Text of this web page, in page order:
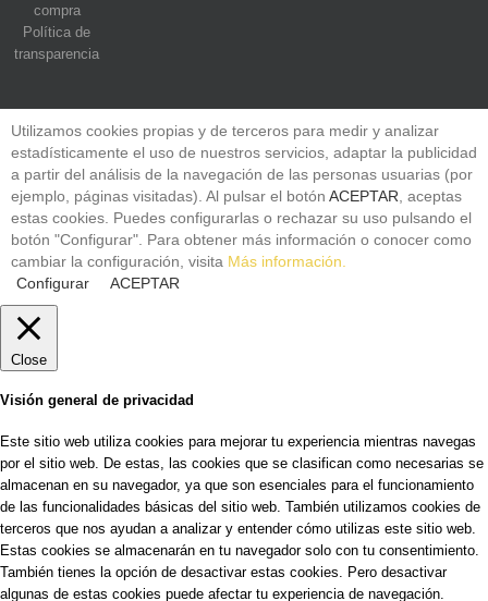
compra
Política de
transparencia
Utilizamos cookies propias y de terceros para medir y analizar
estadísticamente el uso de nuestros servicios, adaptar la publicidad
a partir del análisis de la navegación de las personas usuarias (por
ejemplo, páginas visitadas). Al pulsar el botón ACEPTAR , aceptas
estas cookies. Puedes configurarlas o rechazar su uso pulsando el
botón "Configurar". Para obtener más información o conocer como
cambiar la configuración, visita Más información.
Configurar
ACEPTAR
Close
Visión general de privacidad
Este sitio web utiliza cookies para mejorar tu experiencia mientras navegas
por el sitio web. De estas, las cookies que se clasifican como necesarias se
almacenan en su navegador, ya que son esenciales para el funcionamiento
de las funcionalidades básicas del sitio web. También utilizamos cookies de
terceros que nos ayudan a analizar y entender cómo utilizas este sitio web.
Estas cookies se almacenarán en tu navegador solo con tu consentimiento.
También tienes la opción de desactivar estas cookies. Pero desactivar
algunas de estas cookies puede afectar tu experiencia de navegación.